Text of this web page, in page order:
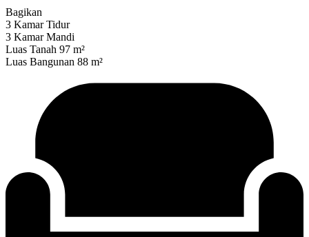
Bagikan
3 Kamar Tidur
3 Kamar Mandi
Luas Tanah 97 m²
Luas Bangunan 88 m²